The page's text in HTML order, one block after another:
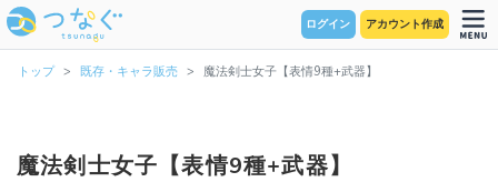
ログイン アカウント作成
トップ 既存・キャラ販売 魔法剣士女子【表情9種+武器】
魔法剣士女子【表情9種+武器】